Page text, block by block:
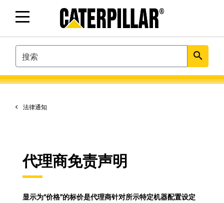
SEARCH search
法律通知
代理商免责声明
显示为“价格”的标价是代理商针对所示特定机器配置设定